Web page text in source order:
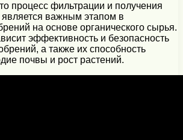
процесс фильтрации и получения
является важным этапом в
на основе органического сырья.
эффективность и безопасность
а также их способность
почвы и рост растений.